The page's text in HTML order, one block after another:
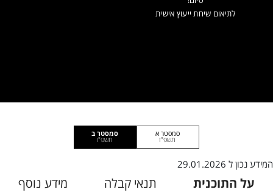
לתיאום שיחת ייעוץ אישית
סמסטר א
תשפ"ז
סמסטר ב
תשפ"ו
המידע נכון ל 29.01.2026
על התוכנית תנאי קבלה מידע נוסף